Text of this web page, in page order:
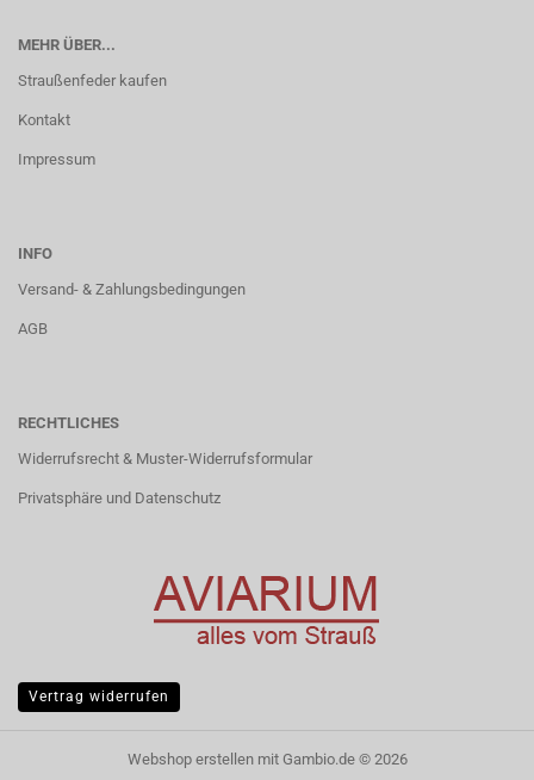
MEHR ÜBER...
Straußenfeder kaufen
Kontakt
Impressum
INFO
Versand- & Zahlungsbedingungen
AGB
RECHTLICHES
Widerrufsrecht & Muster-Widerrufsformular
Privatsphäre und Datenschutz
Vertrag widerrufen
Webshop erstellenmit Gambio.de © 2026